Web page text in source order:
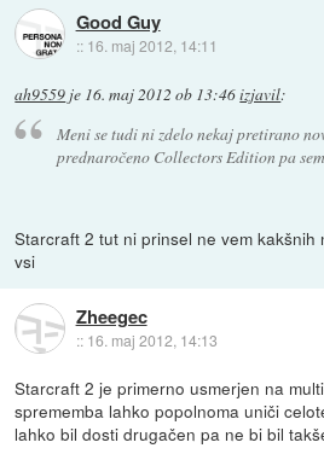
Good Guy
:: 16. maj 2012, 14:11
ah9559 je 16. maj 2012 ob 13:46izjavil:
Meni se tudi ni zdelo nekaj pretirano
prednaročeno Collectors Edition pa
Starcraft 2 tut ni prinsel ne vem
vsi
Zheegec
:: 16. maj 2012, 14:13
Starcraft 2 je primerno usmerjen na
sprememba lahko popolnoma uniči
lahko bil dosti drugačen pa ne bi bil